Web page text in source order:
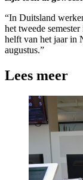
“In Duitsland
het tweede
helft van het jaar in
augustus.”
Lees meer